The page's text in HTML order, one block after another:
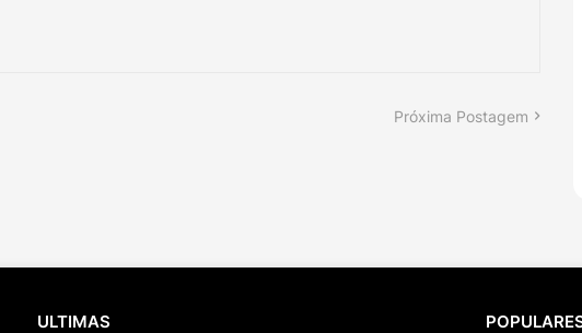
Próxima Postagem
ULTIMAS